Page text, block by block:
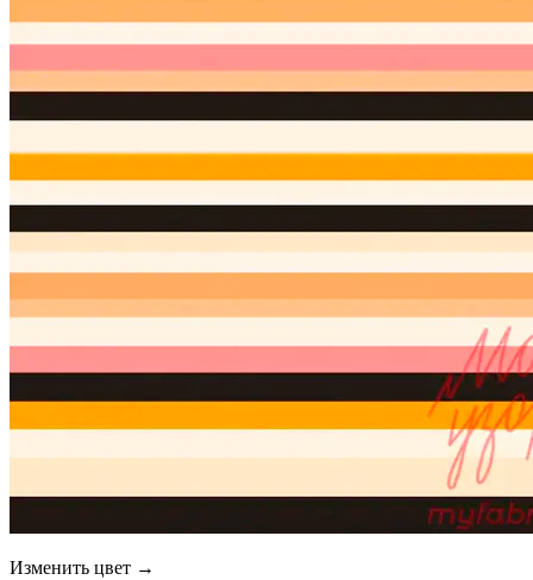
Изменить цвет →